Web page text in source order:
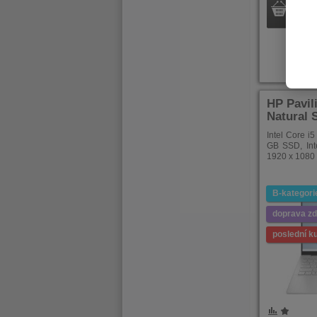
Ihned
HP
Natural
Intel Core
GB SSD,
1920 x 1080
B-
doprava
poslední